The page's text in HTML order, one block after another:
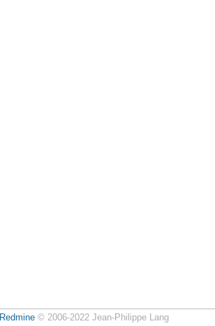
Redmine© 2006-2022 Jean-Philippe Lang